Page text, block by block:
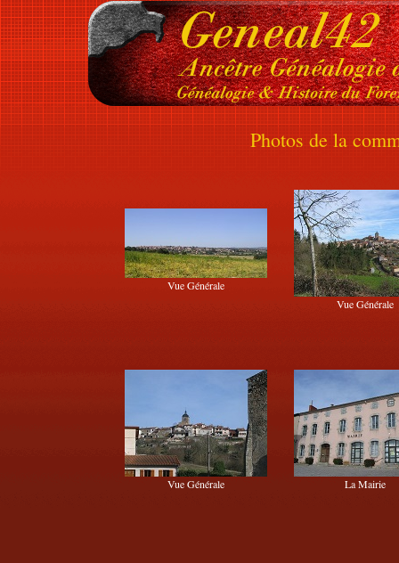
Photos de la
Vue Générale
Vue Générale
Vue Générale La Mairie